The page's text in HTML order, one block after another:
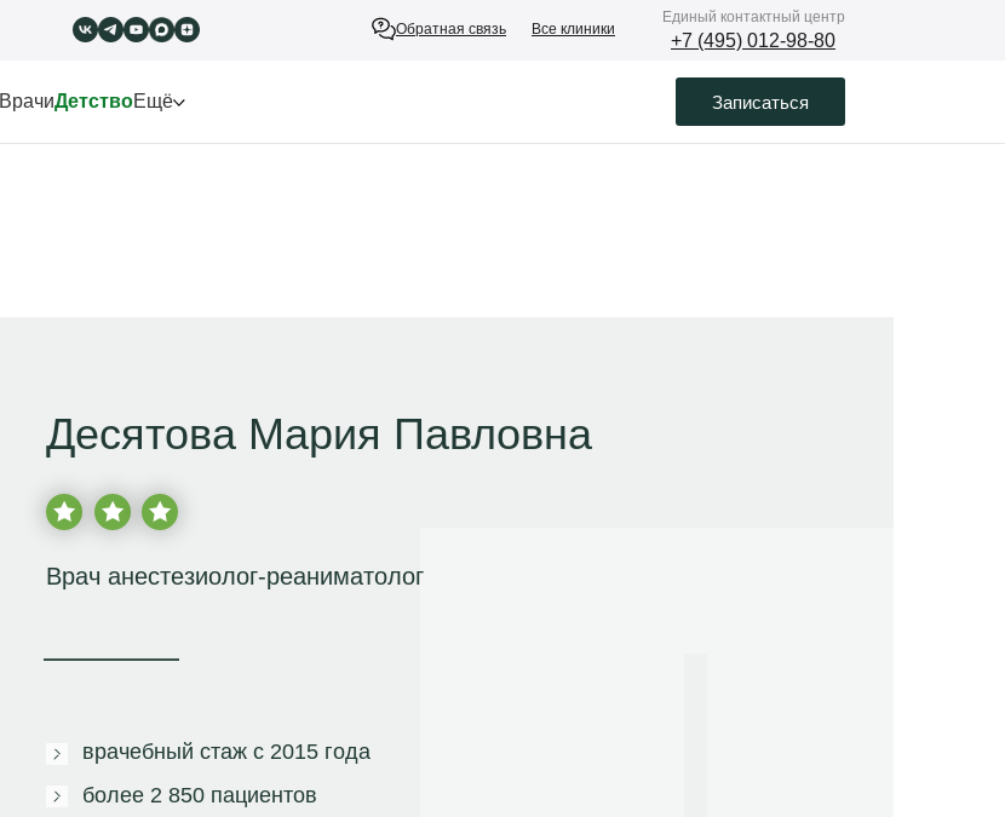
Обратная связь Все клиники
Eдиный контактный центр
+7 (495) 012-98-80
ВрачиДетствоЕщё Записаться
Десятова Мария Павловна
врачебный стаж с 2015 года
более 2 850 пациентов
Врач анестезиолог-реаниматолог